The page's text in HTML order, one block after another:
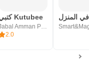
كتبي Kutubee
2.0